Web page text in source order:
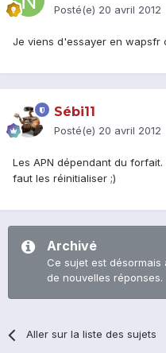
Posté(e) 20 avril 2012
Je viens d'essayer en wapsfr
Sébi11
Posté(e) 20 avril 2012
Les APN dépendant du
faut les réinitialiser ;)
Archivé
Ce sujet est
de nouvelles réponses.
Aller sur la liste des sujets